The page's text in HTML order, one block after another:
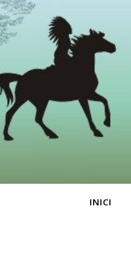
INICI